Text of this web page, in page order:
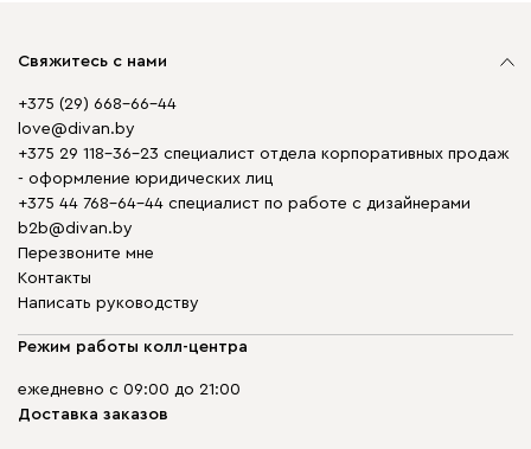
Свяжитесь с нами
+375 (29) 668-66-44
love@divan.by
+375 29 118-36-23 специалист отдела корпоративных продаж
- оформление юридических лиц
+375 44 768-64-44 специалист по работе с дизайнерами
b2b@divan.by
Перезвоните мне
Контакты
Написать руководству
Режим работы колл-центра
ежедневно с 09:00 до 21:00
Доставка заказов